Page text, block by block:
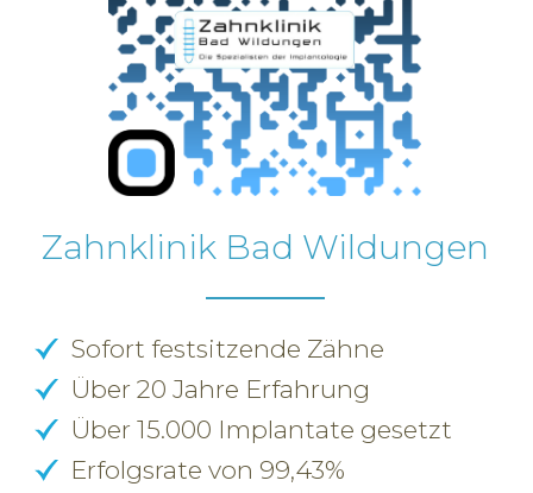
Zahnklinik Bad Wildungen
Sofort festsitzende Zähne
Über 20 Jahre Erfahrung
Über 15.000 Implantate gesetzt
Erfolgsrate von 99,43%